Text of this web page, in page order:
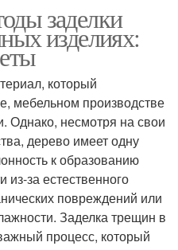
древесины
заделки
изделиях:
который
мебельном производстве
Однако, несмотря на свои
дерево имеет одну
к образованию
за естественного
повреждений или
Заделка трещин в
процесс, который